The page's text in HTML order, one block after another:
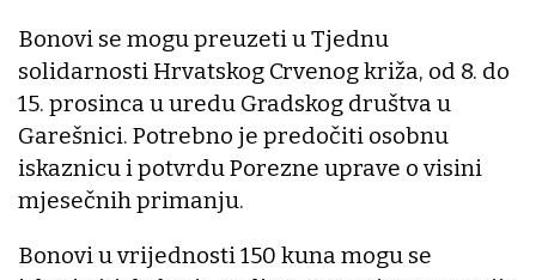
Bonovi se mogu preuzeti u Tjednu
solidarnosti Hrvatskog Crvenog križa, od 8. do
15. prosinca u uredu Gradskog društva u
Garešnici. Potrebno je predočiti osobnu
iskaznicu i potvrdu Porezne uprave o visini
mjesečnih primanju.
Bonovi u vrijednosti 150 kuna mogu se